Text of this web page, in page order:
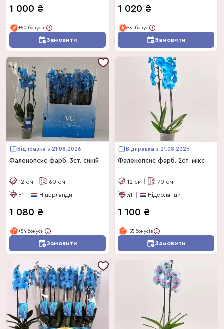
1 000 ₴
+50 бонусів
Замовити
1 020 ₴
+51 бонус
Замовити
Відправка з 21.08.2026
Фаленопсис фарб. 3ст. синій
12 см 60 см
a1 Нідерланди
1 080 ₴
+54 бонуси
Замовити
Відправка з 21.08.2026
Фаленопсис фарб. 2ст. мікс
12 см 70 см
a1 Нідерланди
1 100 ₴
+55 бонусів
Замовити